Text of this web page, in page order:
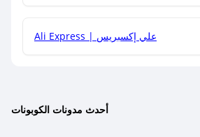
Ali Express | علي إكسبريس
أحدث مدونات الكوبونات